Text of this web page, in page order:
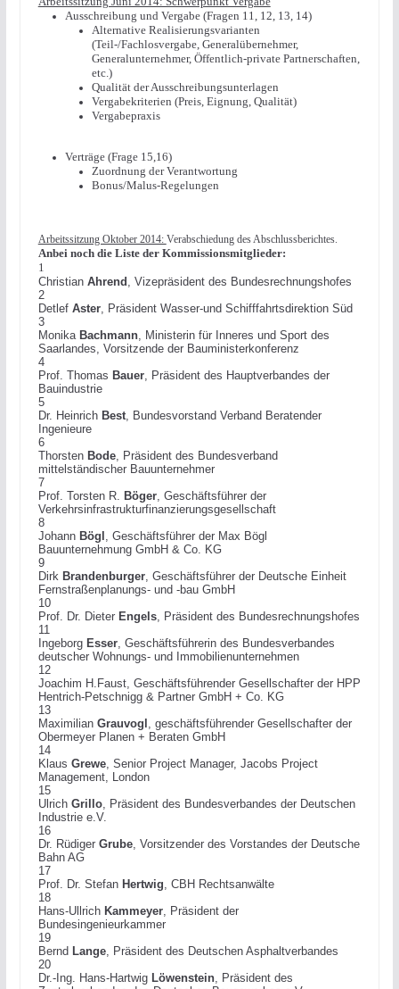
Ausschreibung und Vergabe (Fragen 11, 12, 13, 14)
Alternative Realisierungsvarianten
(Teil-/Fachlosvergabe, Generalübernehmer,
Generalunternehmer, Öffentlich-private Partnerschaften,
etc.)
Qualität der Ausschreibungsunterlagen
Vergabekriterien (Preis, Eignung, Qualität)
Vergabepraxis
Verträge (Frage 15,16)
Zuordnung der Verantwortung
Bonus/Malus-Regelungen
Arbeitssitzung Oktober 2014: Verabschiedung des Abschlussberichtes.
Anbei noch die Liste der Kommissionsmitglieder:
1
Christian Ahrend , Vizepräsident des Bundesrechnungshofes
2
Detlef Aster, Präsident Wasser-und Schifffahrtsdirektion Süd
3
Monika Bachmann, Ministerin für Inneres und Sport des
Saarlandes, Vorsitzende der Bauministerkonferenz
4
Prof. Thomas Bauer, Präsident des Hauptverbandes der
Bauindustrie
5
Dr. Heinrich Best, Bundesvorstand Verband Beratender
Ingenieure
6
Thorsten Bode, Präsident des Bundesverband
mittelständischer Bauunternehmer
7
Prof. Torsten R. Böger, Geschäftsführer der
Verkehrsinfrastrukturfinanzierungsgesellschaft
8
Johann Bögl , Geschäftsführer der Max Bögl
Bauunternehmung GmbH & Co. KG
9
Dirk Brandenburger, Geschäftsführer der Deutsche Einheit
Fernstraßenplanungs- und -bau GmbH
10
Prof. Dr. Dieter Engels, Präsident des Bundesrechnungshofes
11
Ingeborg Esser, Geschäftsführerin des Bundesverbandes
deutscher Wohnungs- und Immobilienunternehmen
12
Joachim H.Faust, Geschäftsführender Gesellschafter der HPP
Hentrich-Petschnigg & Partner GmbH + Co. KG
13
Maximilian Grauvogl , geschäftsführender Gesellschafter der
Obermeyer Planen + Beraten GmbH
14
Klaus Grewe, Senior Project Manager, Jacobs Project
Management, London
15
Ulrich Grillo, Präsident des Bundesverbandes der Deutschen
Industrie e.V.
16
Dr. Rüdiger Grube, Vorsitzender des Vorstandes der Deutsche
Bahn AG
17
Prof. Dr. Stefan Hertwig, CBH Rechtsanwälte
18
Hans-Ullrich Kammeyer, Präsident der
Bundesingenieurkammer
19
Bernd Lange, Präsident des Deutschen Asphaltverbandes
20
Dr.-Ing. Hans-Hartwig Löwenstein, Präsident des